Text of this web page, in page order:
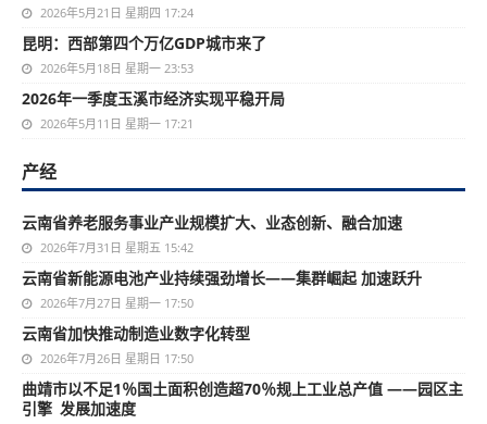
2026年5月21日 星期四 17:24
昆明：西部第四个万亿GDP城市来了
2026年5月18日 星期一 23:53
2026年一季度玉溪市经济实现平稳开局
2026年5月11日 星期一 17:21
产经
云南省养老服务事业产业规模扩大、业态创新、融合加速
2026年7月31日 星期五 15:42
云南省新能源电池产业持续强劲增长——集群崛起 加速跃升
2026年7月27日 星期一 17:50
云南省加快推动制造业数字化转型
2026年7月26日 星期日 17:50
曲靖市以不足1％国土面积创造超70％规上工业总产值 ——园区主
引擎 发展加速度